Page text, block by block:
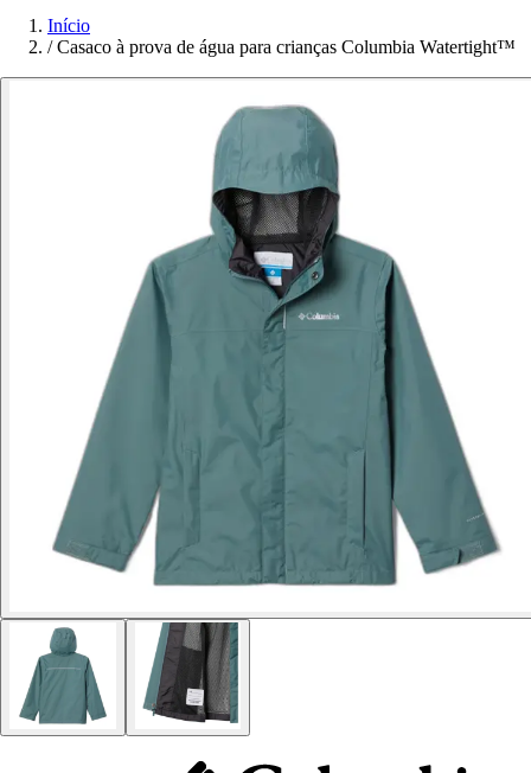
Início
/ Casaco à prova de água para crianças Columbia Watertight™